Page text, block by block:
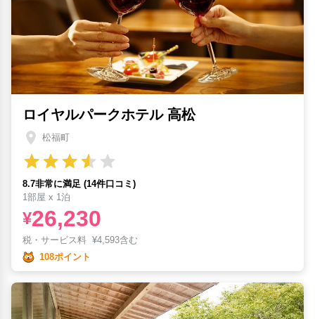
ロイヤルパークホテル 高松
松福町
8.7非常に満足 (14件口コミ)
1部屋 x 1泊
¥26,230
税・サービス料 ¥4,593含む
108ポイント